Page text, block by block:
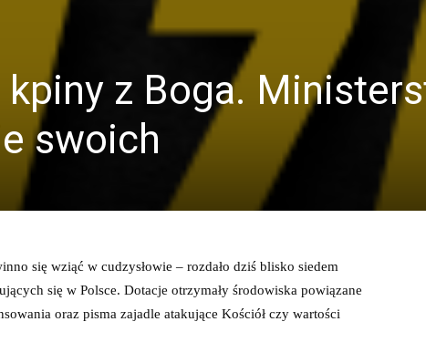
z Boga.
swoich
się wziąć w cudzysłowie – rozdało dziś blisko siedem
się w Polsce. Dotacje otrzymały środowiska powiązane
oraz pisma zajadle atakujące Kościół czy wartości